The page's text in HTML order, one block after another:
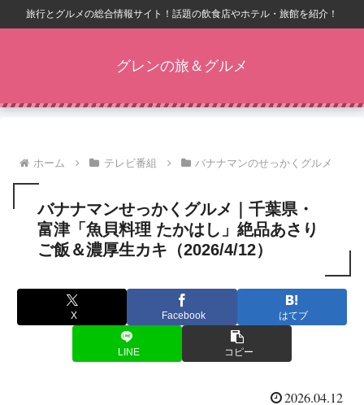
旅行とグルメの総合情報サイト！話題の飲食店やホテル・旅館を紹介！
グレンの旅＆グルメ
ホーム テレビ番組 バナナマンのせっかくグルメ
バナナマンせっかくグルメ｜千葉県・
富津「魚貝料理 たかはし」絶品あさり
ご飯＆濃厚生カキ（2026/4/12）
X Facebook はてブ
LINE コピー
2026.04.12